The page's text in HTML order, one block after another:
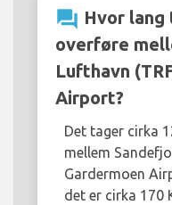
question_answer Hvor
overføre
Lufthavn
Airport?
Det tager cirka
mellem
Gardermoen
det er cirka 170